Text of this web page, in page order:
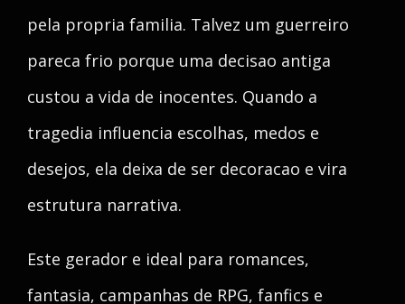
pela propria familia. Talvez um guerreiro
pareca frio porque uma decisao antiga
custou a vida de inocentes. Quando a
tragedia influencia escolhas, medos e
desejos, ela deixa de ser decoracao e vira
estrutura narrativa.
Este gerador e ideal para romances,
fantasia, campanhas de RPG, fanfics e